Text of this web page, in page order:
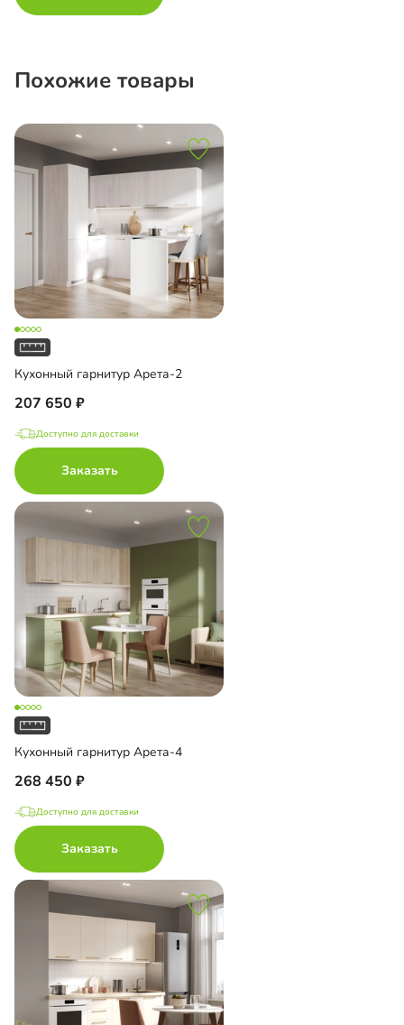
Похожие товары
Кухонный гарнитур Арета-2
207 650
Доступно для доставки
Заказать
Кухонный гарнитур Арета-4
268 450
Доступно для доставки
Заказать